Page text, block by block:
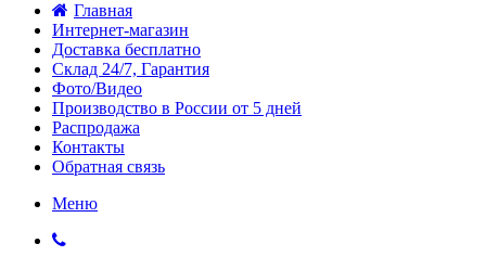
Главная
Интернет-магазин
Доставка бесплатно
Склад 24/7, Гарантия
Фото/Видео
Производство в России от 5 дней
Распродажа
Контакты
Обратная связь
Меню